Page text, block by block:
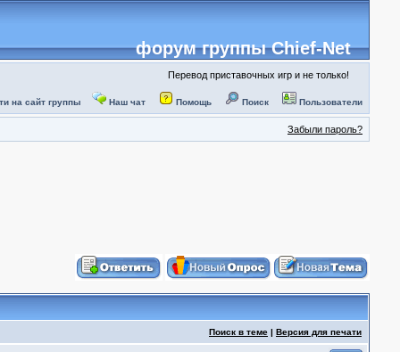
форум группы Chief-Net
Перевод приставочных игр и не только!
на сайт группы Наш чат Помощь Поиск Пользователи
Забыли пароль?
Поиск в теме | Версия для печати